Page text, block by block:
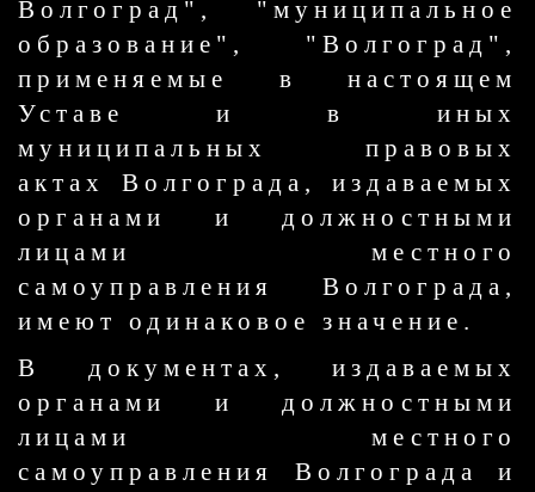
Волгоград", "муниципальное
образование", "Волгоград",
применяемые в настоящем
Уставе и в иных
муниципальных правовых
актах Волгограда, издаваемых
органами и должностными
лицами местного
самоуправления Волгограда,
имеют одинаковое значение.
В документах, издаваемых
органами и должностными
лицами местного
самоуправления Волгограда и